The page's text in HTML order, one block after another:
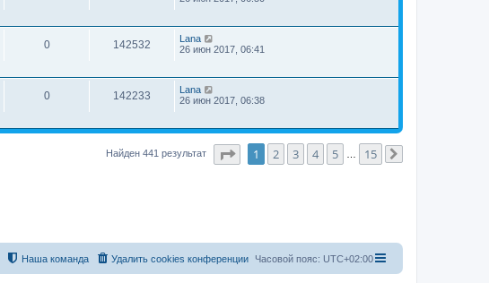
0 142532
Lana
26 июн 2017, 06:41
0 142233
Lana
26 июн 2017, 06:38
Найден 441 результат Страница 1 из15
1 2 3 4 5 15
Часовой пояс: UTC+02:00
Удалить cookies конференции
Наша команда